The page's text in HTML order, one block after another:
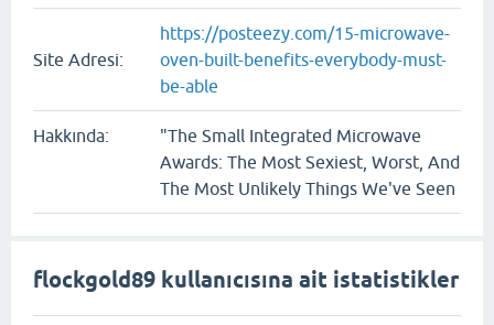
Site Adresi:
https://posteezy.com/15-microwave-
oven-built-benefits-everybody-must-
be-able
Hakkında:
"The Small Integrated Microwave
Awards: The Most Sexiest, Worst, And
The Most Unlikely Things We've Seen
flockgold89 kullanıcısına ait istatistikler